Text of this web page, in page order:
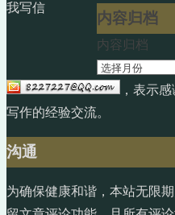
内容归档
内容归档
我写信
，表示
写作的经验交流。
沟通
为确保健康和谐，本站无限